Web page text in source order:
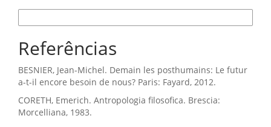
Referências
BESNIER, Jean-Michel. Demain les posthumains: Le futur
a-t-il encore besoin de nous? Paris: Fayard, 2012.
CORETH, Emerich. Antropologia filosofica. Brescia:
Morcelliana, 1983.